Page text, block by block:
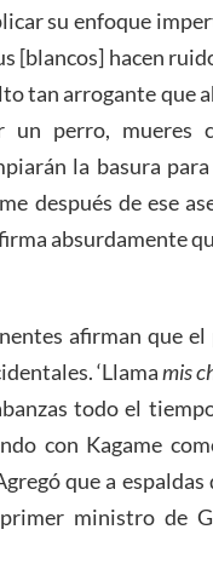
su enfoque
[blancos] hacen
tan arrogante que
un perro,
la basura para
después de ese
absurdamente
afirman que el
‘Llamamis
todo el
con Kagame
que a espaldas
ministro de